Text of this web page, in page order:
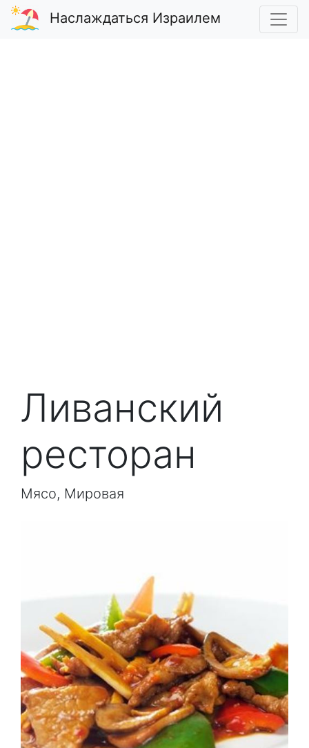
Наслаждаться Израилем
Ливанский
ресторан
Мясо, Мировая